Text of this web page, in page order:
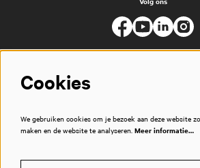
Cookies
We gebruiken cookies om je bezoek aan deze website
maken en de website te analyseren. Meer informatie…